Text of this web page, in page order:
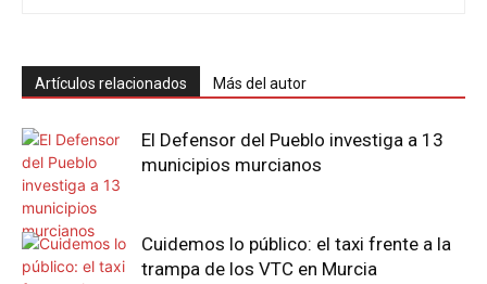
Artículos relacionados Más del autor
El Defensor del Pueblo investiga a 13
municipios murcianos
Cuidemos lo público: el taxi frente a la
trampa de los VTC en Murcia